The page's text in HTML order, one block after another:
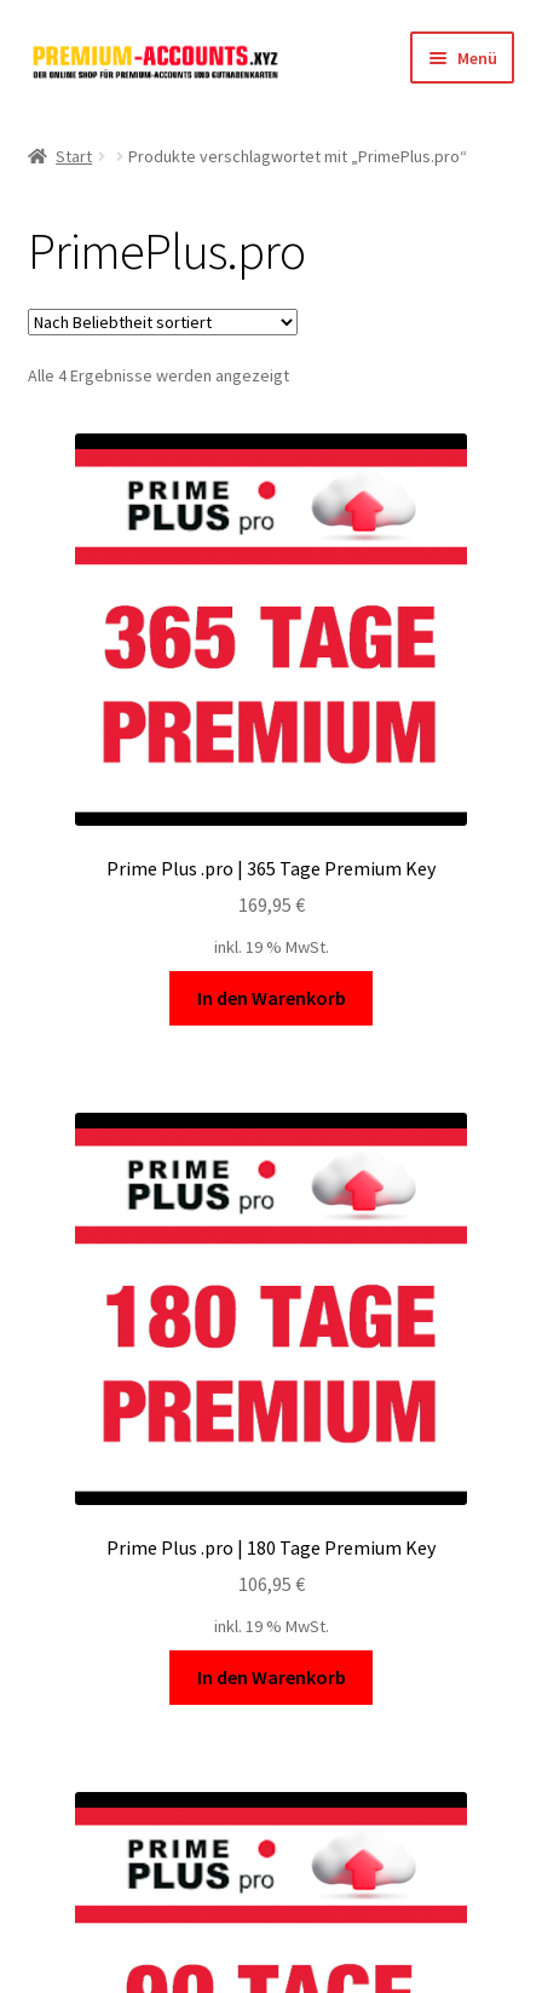
Zur
Navigation
Zum
Inhalt
Menü
FileJoker
Depositfiles
TakeFile
FileFox.cc
Filesmonster
Filespace
VipFile.cc
Ex-Load
Versandinfos
Widerrufsbelehrung
Start Produkte verschlagwortet mit „PrimePlus.pro“
PrimePlus.pro
Alle 4 Ergebnisse werden angezeigtNach
Prime Plus .pro | 365 Tage Premium Key
169,95 €
inkl. 19 % MwSt.
In den Warenkorb
Prime Plus .pro | 180 Tage Premium Key
106,95 €
inkl. 19 % MwSt.
In den Warenkorb